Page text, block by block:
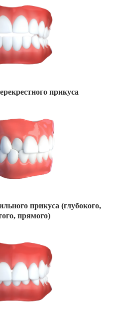
прикуса
прикуса (глубокого,
прямого)